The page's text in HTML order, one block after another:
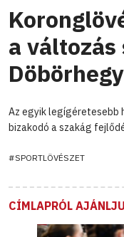
a változás
Az egyik legígéretesebb
bizakodó a szakág
#SPORTLÖVÉSZET
CÍMLAPRÓL